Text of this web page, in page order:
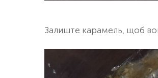
Залиште карамель, щоб